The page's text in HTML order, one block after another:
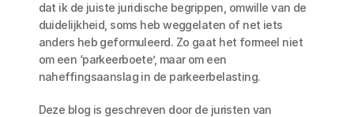
dat ik de juiste juridische begrippen, omwille van de
duidelijkheid, soms heb weggelaten of net iets
anders heb geformuleerd. Zo gaat het formeel niet
om een ‘parkeerboete’, maar om een
naheffingsaanslag in de parkeerbelasting.
Deze blog is geschreven door de juristen van